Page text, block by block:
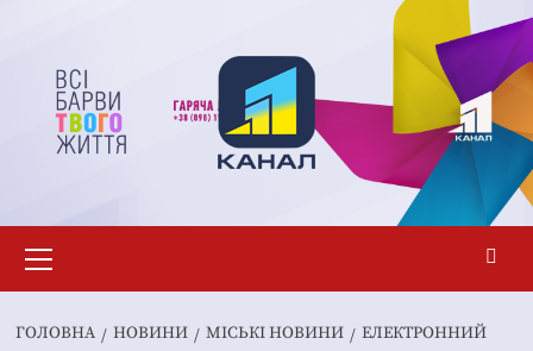
вмісту
меню
ГОЛОВНА НОВИНИ MІСЬКІ НОВИНИ
ЕЛЕКТРОННИЙ